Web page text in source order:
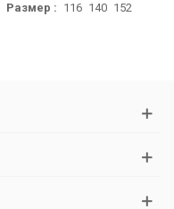
Размер : 116 140 152